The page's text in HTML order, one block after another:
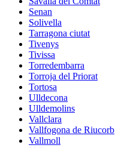
Senan
Solivella
Tarragona ciutat
Tivenys
Tivissa
Torredembarra
Torroja del Priorat
Tortosa
Ulldecona
Ulldemolins
Vallclara
Vallfogona de Riucorb
Vallmoll